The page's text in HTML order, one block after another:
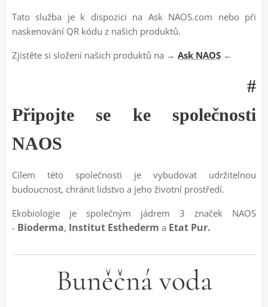
Tato služba je k dispozici na Ask NAOS.com nebo při
naskenování QR kódu z našich produktů.
Zjistěte si složení našich produktů na → Ask NAOS ←
#
Připojte se ke společnosti
NAOS
Cílem této společnosti je vybudovat udržitelnou
budoucnost, chránit lidstvo a jeho životní prostředí.
Ekobiologie je společným jádrem 3 značek NAOS
- Bioderma, Institut Esthederm a Etat Pur.
Buněčná voda